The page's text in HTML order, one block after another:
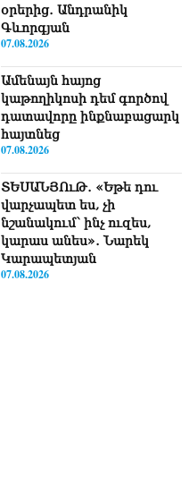
օրերից․ Անդրանիկ
Գևորգյան
07.08.2026
Ամենայն հայոց
կաթողիկոսի դեմ գործով
դատավորը ինքնաբացարկ
հայտնեց
07.08.2026
ՏԵՍԱՆՅՈւԹ․ «Եթե դու
վարչապետ ես, չի
նշանակում՝ ինչ ուզես,
կարաս անես»․ Նարեկ
Կարապետյան
07.08.2026